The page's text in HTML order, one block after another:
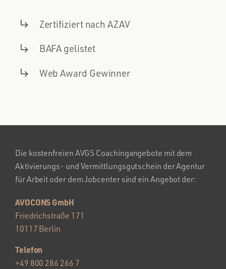
Zertifiziert nach AZAV
BAFA gelistet
Web Award Gewinner
Die kostenfreien AVGS Coachingangebote mit dem
Aktivierungs- und Vermittlungsgutschein der Agentur
für Arbeit oder dem Jobcenter sind ein Angebot der:
AVOCONS GmbH
Friedrichstraße 171
10117 Berlin
Telefon
+49 800 286 266 7